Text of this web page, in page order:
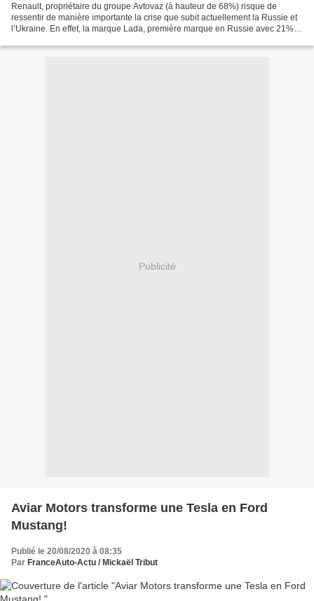
Renault, propriétaire du groupe Avtovaz (à hauteur de 68%) risque de
ressentir de manière importante la crise que subit actuellement la Russie et
l’Ukraine. En effet, la marque Lada, première marque en Russie avec 21%
Publicité
Aviar Motors transforme une Tesla en Ford
Mustang!
Publié le 20/08/2020 à 08:35
Par FranceAuto-Actu / Mickaël Tribut